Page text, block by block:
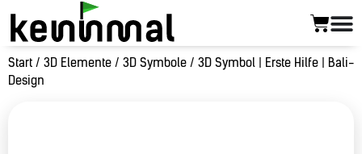
Start / 3D Elemente / 3D Symbole / 3D Symbol | Erste Hilfe | Bali-
Design